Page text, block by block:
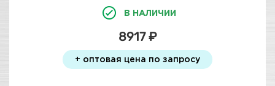
В НАЛИЧИИ
8917 ₽
+ оптовая цена по запросу